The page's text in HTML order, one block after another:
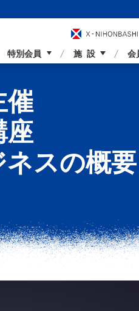
クセス
特別会員 施 設 会
催
座
ネスの概要